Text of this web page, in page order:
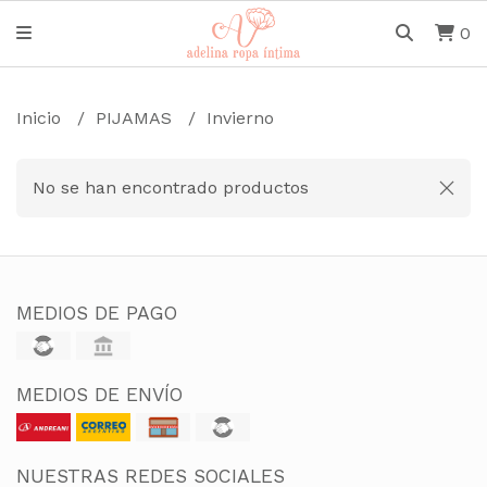
0
Inicio PIJAMAS Invierno
No se han encontrado productos
MEDIOS DE PAGO
MEDIOS DE ENVÍO
NUESTRAS REDES SOCIALES